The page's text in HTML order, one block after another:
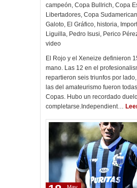
campeón, Copa Bullrich, Copa
Libertadores, Copa
Galoto, El Gráfico, historia,
Liguilla, Pedro Isusi, Perico
video
El Rojo y el Xeneize definieron
mano. Las 12 en el
repartieron seis triunfos por
las del amateurismo fueron
Copas. Hubo un recordado
completarse.Independient…